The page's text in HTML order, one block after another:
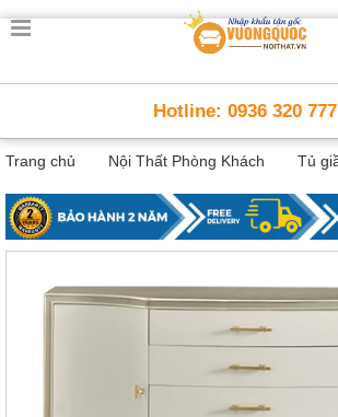
Trang
Thông
Minh
thất
thông
minh
Thất
Hotline: 0936 320 777
Trang chủ Nội Thất Phòng Khách Tủ